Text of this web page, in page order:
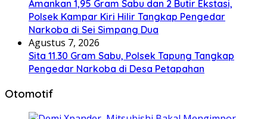
Amankan 1,95 Gram Sabu dan 2 Butir Ekstasi,
Polsek Kampar Kiri Hilir Tangkap Pengedar
Narkoba di Sei Simpang Dua
Agustus 7, 2026
Sita 11.30 Gram Sabu, Polsek Tapung Tangkap
Pengedar Narkoba di Desa Petapahan
Otomotif